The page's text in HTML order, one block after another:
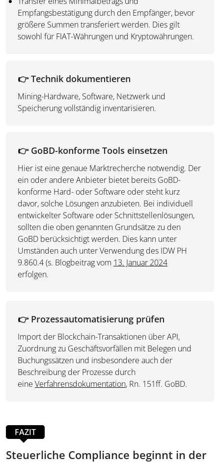
Empfangsbestätigung durch den Empfänger, bevor
größere Summen transferiert werden. Dies gilt
sowohl für FIAT-Währungen und Kryptowährungen.
👉Technik dokumentieren
Mining-Hardware, Software, Netzwerk und
Speicherung vollständig inventarisieren.
👉 GoBD-konforme Tools einsetzen
Hier ist eine genaue Marktrecherche notwendig. Der
ein oder andere Anbieter bietet bereits GoBD-
konforme Hard- oder Software oder steht kurz
davor, solche Lösungen anzubieten. Bei individuell
entwickelter Software oder Schnittstellenlösungen,
sollten die oben genannten Grundsätze zu den
GoBD berücksichtigt werden. Dies kann unter
Umständen auch unter Verwendung des IDW PH
9.860.4 (s. Blogbeitrag vom 13. Januar 2024
erfolgen.
👉 Prozessautomatisierung prüfen
Import der Blockchain-Transaktionen über API,
Zuordnung zu Geschäftsvorfällen mit Belegen und
Buchungssätzen und insbesondere auch der
Beschreibung der Prozesse durch
eine Verfahrensdokumentation, Rn. 151ff. GoBD.
FAZIT
Steuerliche Compliance beginnt in der